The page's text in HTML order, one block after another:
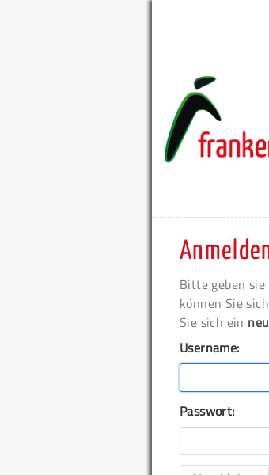
Bitte geben
können Sie
Sie sich ein
Username:
Passwort: